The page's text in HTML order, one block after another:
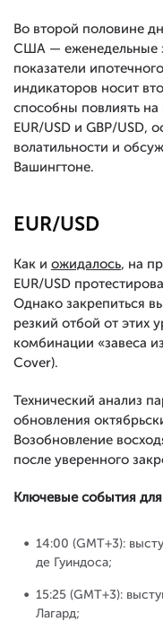
Во второй половине
США — еженедельные
показатели
индикаторов носит
способны повлиять
EUR/USD и GBP/USD,
волатильности и
Вашингтоне.
EUR/USD
Как и ожидалось, на
EUR/USD
Однако закрепиться
резкий отбой от этих
комбинации «завеса
Cover).
Технический анализ
обновления
Возобновление
после уверенного
Ключевые события для
14:00 (GMT+3):
де Гуиндоса;
15:25 (GMT+3):
Лагард;